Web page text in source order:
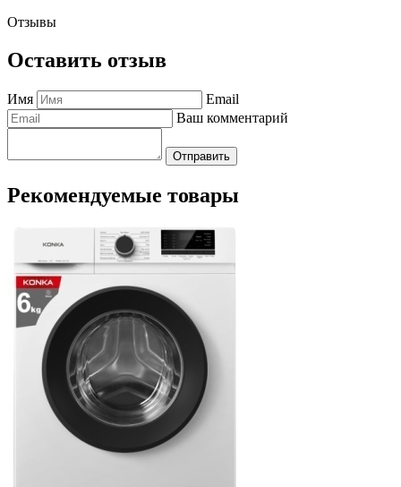
Отзывы
Оставить отзыв
Имя
Email
Ваш комментарий
Отправить
Рекомендуемые товары